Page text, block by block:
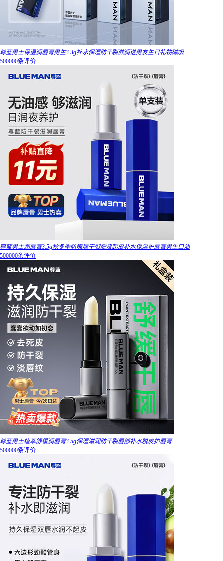
尊蓝男士保湿润唇膏男生3.3g补水保湿防干裂滋润送男友生日礼物磁吸
500000条评价
尊蓝男士润唇膏3.5g秋冬季防嘴唇干裂脱皮起皮补水保湿护唇膏男生口油
500000条评价
尊蓝男士植萃舒缓润唇膏3.5g保湿滋润防干裂唇部补水脱皮护唇膏
500000条评价